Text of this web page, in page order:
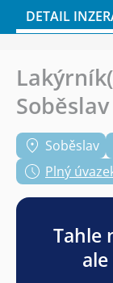
DETAIL
Soběslav
Plný
Tahle